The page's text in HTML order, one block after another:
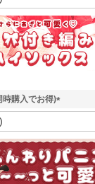
須
)
時購入でお得)
(
須
)